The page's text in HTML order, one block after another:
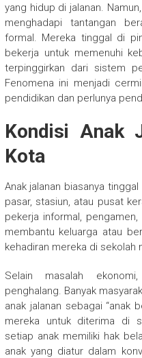
yang hidup di jalanan.
menghadapi tantangan
formal. Mereka tinggal di
bekerja untuk memenuhi
terpinggirkan dari sistem
Fenomena ini menjadi
pendidikan dan perlunya
Kondisi Anak
Kota
Anak jalanan biasanya
pasar, stasiun, atau pusat
pekerja informal,
membantu keluarga atau
kehadiran mereka di sekolah
Selain masalah
penghalang. Banyak
anak jalanan sebagai “anak
mereka untuk diterima di
setiap anak memiliki hak
anak yang diatur dalam